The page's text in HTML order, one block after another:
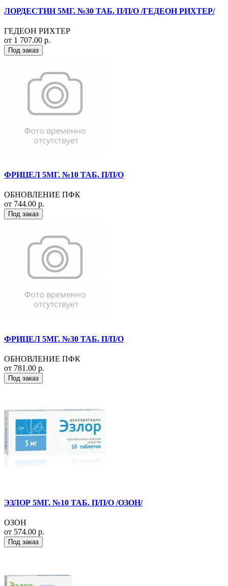
ЛОРДЕСТИН 5МГ. №30 ТАБ. П/П/О /ГЕДЕОН РИХТЕР/
ГЕДЕОН РИХТЕР
от 1 707.00 р.
Под заказ
ФРИЦЕЛ 5МГ. №10 ТАБ. П/П/О
ОБНОВЛЕНИЕ ПФК
от 744.00 р.
Под заказ
ФРИЦЕЛ 5МГ. №30 ТАБ. П/П/О
ОБНОВЛЕНИЕ ПФК
от 781.00 р.
Под заказ
ЭЗЛОР 5МГ. №10 ТАБ. П/П/О /ОЗОН/
ОЗОН
от 574.00 р.
Под заказ